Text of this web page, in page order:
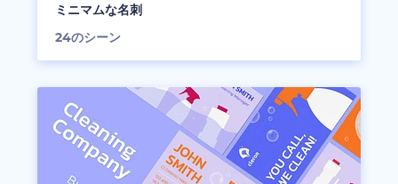
ミニマムな名刺
24のシーン